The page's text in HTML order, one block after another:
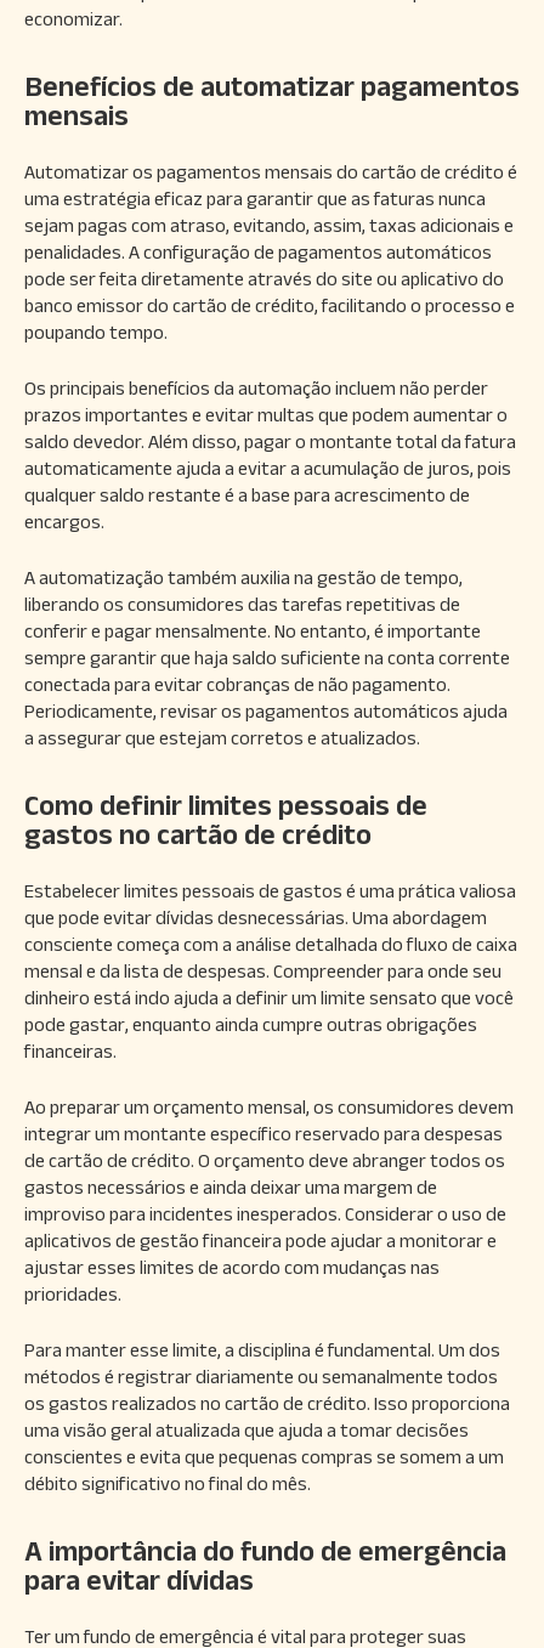
economizar.
Benefícios de automatizar pagamentos
mensais
Automatizar os pagamentos mensais do cartão de crédito é
uma estratégia eficaz para garantir que as faturas nunca
sejam pagas com atraso, evitando, assim, taxas adicionais e
penalidades. A configuração de pagamentos automáticos
pode ser feita diretamente através do site ou aplicativo do
banco emissor do cartão de crédito, facilitando o processo e
poupando tempo.
Os principais benefícios da automação incluem não perder
prazos importantes e evitar multas que podem aumentar o
saldo devedor. Além disso, pagar o montante total da fatura
automaticamente ajuda a evitar a acumulação de juros, pois
qualquer saldo restante é a base para acrescimento de
encargos.
A automatização também auxilia na gestão de tempo,
liberando os consumidores das tarefas repetitivas de
conferir e pagar mensalmente. No entanto, é importante
sempre garantir que haja saldo suficiente na conta corrente
conectada para evitar cobranças de não pagamento.
Periodicamente, revisar os pagamentos automáticos ajuda
a assegurar que estejam corretos e atualizados.
Como definir limites pessoais de
gastos no cartão de crédito
Estabelecer limites pessoais de gastos é uma prática valiosa
que pode evitar dívidas desnecessárias. Uma abordagem
consciente começa com a análise detalhada do fluxo de caixa
mensal e da lista de despesas. Compreender para onde seu
dinheiro está indo ajuda a definir um limite sensato que você
pode gastar, enquanto ainda cumpre outras obrigações
financeiras.
Ao preparar um orçamento mensal, os consumidores devem
integrar um montante específico reservado para despesas
de cartão de crédito. O orçamento deve abranger todos os
gastos necessários e ainda deixar uma margem de
improviso para incidentes inesperados. Considerar o uso de
aplicativos de gestão financeira pode ajudar a monitorar e
ajustar esses limites de acordo com mudanças nas
prioridades.
Para manter esse limite, a disciplina é fundamental. Um dos
métodos é registrar diariamente ou semanalmente todos
os gastos realizados no cartão de crédito. Isso proporciona
uma visão geral atualizada que ajuda a tomar decisões
conscientes e evita que pequenas compras se somem a um
débito significativo no final do mês.
A importância do fundo de emergência
para evitar dívidas
Ter um fundo de emergência é vital para proteger suas